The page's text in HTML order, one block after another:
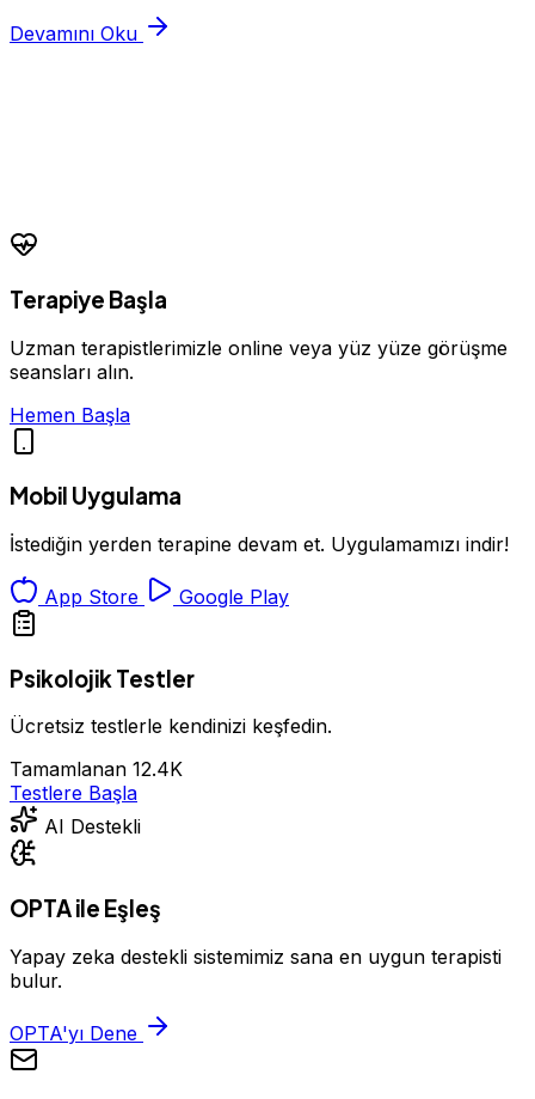
Devamını Oku
Terapiye Başla
Uzman terapistlerimizle online veya yüz yüze görüşme
seansları alın.
Hemen Başla
Mobil Uygulama
İstediğin yerden terapine devam et. Uygulamamızı indir!
App Store Google Play
Psikolojik Testler
Ücretsiz testlerle kendinizi keşfedin.
Tamamlanan 12.4K
Testlere Başla
AI Destekli
OPTA ile Eşleş
Yapay zeka destekli sistemimiz sana en uygun terapisti
bulur.
OPTA'yı Dene